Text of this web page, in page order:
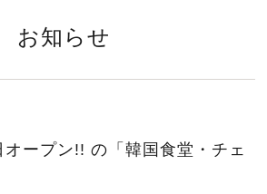
お知らせ
ープン!! の「韓国食堂・チェ